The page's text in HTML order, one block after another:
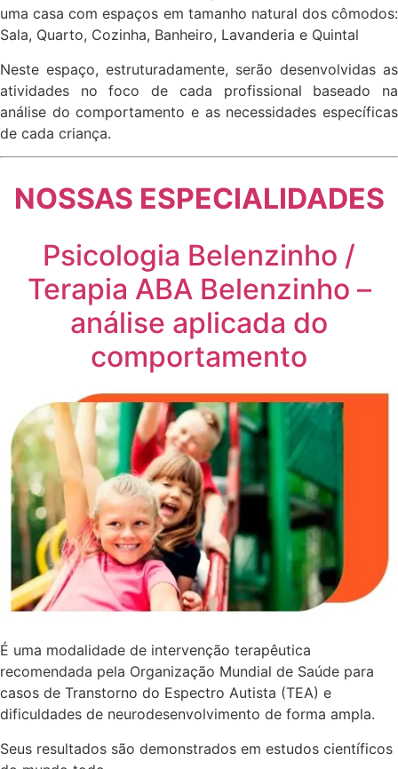
uma casa com espaços em tamanho natural dos cômodos:
Sala, Quarto, Cozinha, Banheiro, Lavanderia e Quintal
Neste espaço, estruturadamente, serão desenvolvidas as
atividades no foco de cada profissional baseado na
análise do comportamento e as necessidades específicas
de cada criança.
NOSSAS ESPECIALIDADES
Psicologia Belenzinho /
Terapia ABA Belenzinho –
análise aplicada do
comportamento
É uma modalidade de intervenção terapêutica
recomendada pela Organização Mundial de Saúde para
casos de Transtorno do Espectro Autista (TEA) e
dificuldades de neurodesenvolvimento de forma ampla.
Seus resultados são demonstrados em estudos científicos